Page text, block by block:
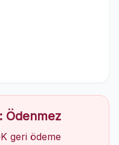
Ödenmez
geri ödeme